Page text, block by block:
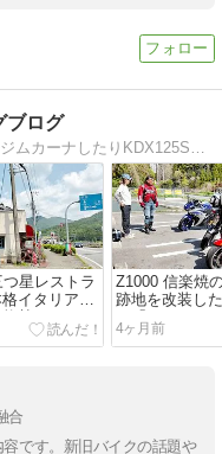
ブログ
星レストラ
イタリアン
勢」ランチ
阪府能勢町
Z1000 信楽焼
跡地を改装し
ェ「かまーと
ツーリングin
4ヶ月前
合
です。新旧バイクの話題や